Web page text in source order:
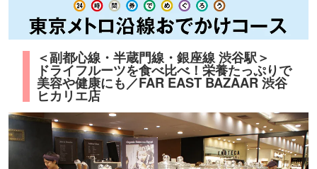
＜副都心線・半蔵門線・銀座線 渋谷駅＞
ドライフルーツを食べ比べ！栄養たっぷりで
美容や健康にも／FAR EAST BAZAAR 渋谷
ヒカリエ店